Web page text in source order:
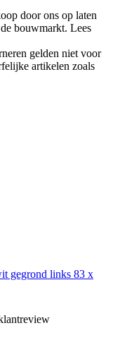
door ons op laten
bouwmarkt. Lees
gelden niet voor
artikelen zoals
gegrond links 83 x